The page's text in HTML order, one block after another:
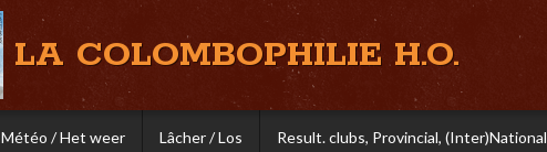
LA COLOMBOPHILIE H.O.
Météo / Het weer Lâcher / Los Result. clubs, Provincial, (Inter)National